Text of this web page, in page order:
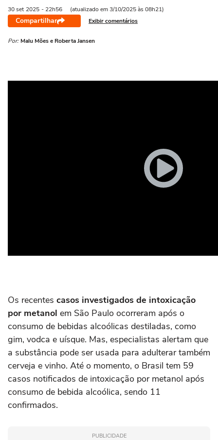
30 set 2025 - 22h56 (atualizado em 3/10/2025 às 08h21)
Compartilhar Exibir comentários
Por: Malu Mões e Roberta Jansen
Os recentes casos investigados de intoxicação
por metanol em São Paulo ocorreram após o
consumo de bebidas alcoólicas destiladas, como
gim, vodca e uísque. Mas, especialistas alertam que
a substância pode ser usada para adulterar também
cerveja e vinho. Até o momento, o Brasil tem 59
casos notificados de intoxicação por metanol após
consumo de bebida alcoólica, sendo 11
confirmados.
PUBLICIDADE